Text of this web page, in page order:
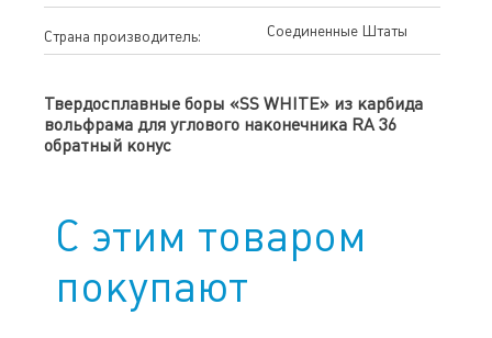
Страна производитель: Соединенные Штаты
Твердосплавные боры «SS WHITE» из карбида
вольфрама для углового наконечника RA 36
обратный конус
С этим товаром
покупают